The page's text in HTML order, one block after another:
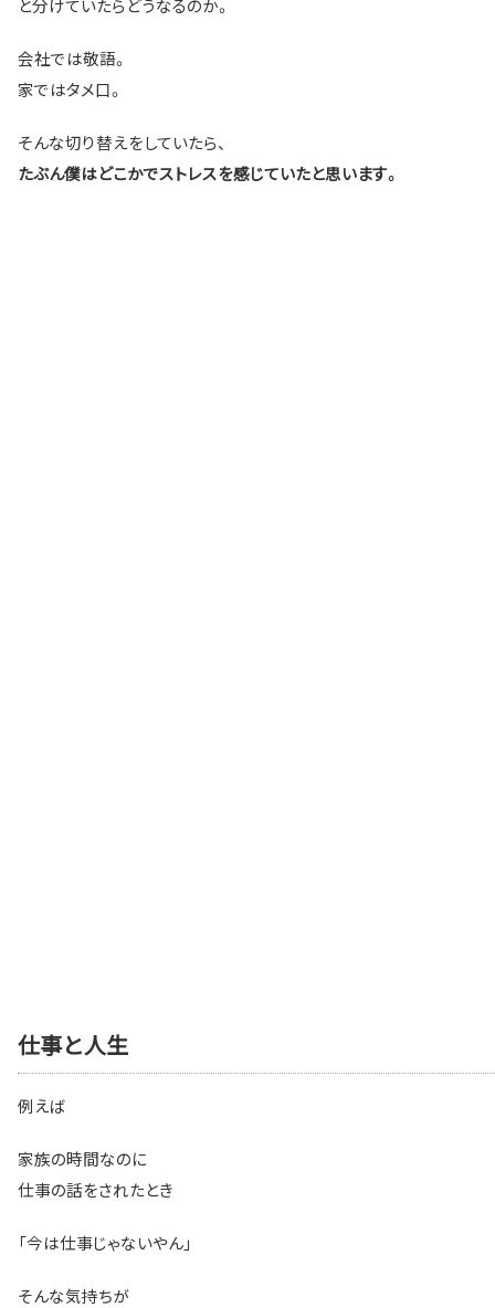
と分けていたらどうなるのか。
会社では敬語。
家ではタメ口。
そんな切り替えをしていたら、
たぶん僕はどこかでストレスを感じていたと思います。
仕事と人生
例えば
家族の時間なのに
仕事の話をされたとき
「今は仕事じゃないやん」
そんな気持ちが